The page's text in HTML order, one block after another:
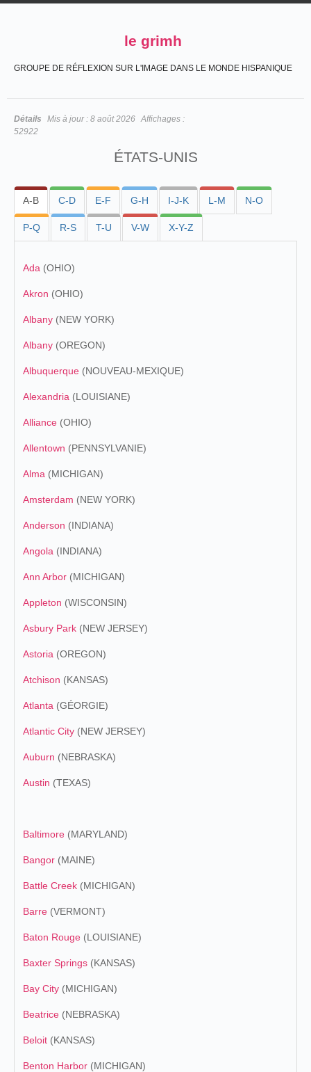
le grimh
GROUPE DE RÉFLEXION SUR L'IMAGE DANS LE MONDE HISPANIQUE
Détails Mis à jour : 8 août 2026 Affichages :
52922
ÉTATS-UNIS
A-B C-D E-F G-H I-J-K L-M N-O
P-Q R-S T-U V-W X-Y-Z
Ada (OHIO)
Akron (OHIO)
Albany (NEW YORK)
Albany (OREGON)
Albuquerque (NOUVEAU-MEXIQUE)
Alexandria (LOUISIANE)
Alliance (OHIO)
Allentown (PENNSYLVANIE)
Alma (MICHIGAN)
Amsterdam (NEW YORK)
Anderson (INDIANA)
Angola (INDIANA)
Ann Arbor (MICHIGAN)
Appleton (WISCONSIN)
Asbury Park (NEW JERSEY)
Astoria (OREGON)
Atchison (KANSAS)
Atlanta (GÉORGIE)
Atlantic City (NEW JERSEY)
Auburn (NEBRASKA)
Austin (TEXAS)
Baltimore (MARYLAND)
Bangor (MAINE)
Battle Creek (MICHIGAN)
Barre (VERMONT)
Baton Rouge (LOUISIANE)
Baxter Springs (KANSAS)
Bay City (MICHIGAN)
Beatrice (NEBRASKA)
Beloit (KANSAS)
Benton Harbor (MICHIGAN)